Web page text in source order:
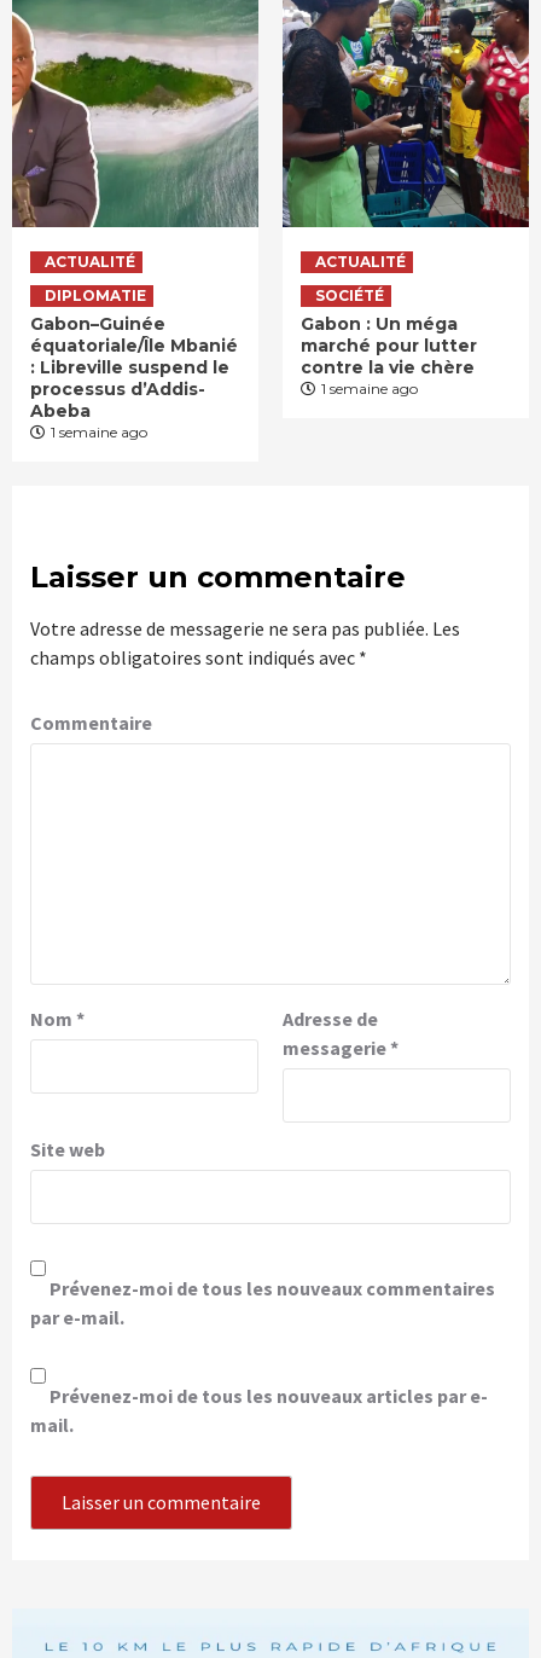
ACTUALITÉ
DIPLOMATIE
Gabon–Guinée
équatoriale/Île Mbanié
: Libreville suspend le
processus d’Addis-
Abeba
1 semaine ago
ACTUALITÉ
SOCIÉTÉ
Gabon : Un méga
marché pour lutter
contre la vie chère
1 semaine ago
Laisser un commentaire
Votre adresse de messagerie ne sera pas publiée. Les
champs obligatoires sont indiqués avec *
Commentaire
Nom *
Adresse de
messagerie*
Site web
Prévenez-moi de tous les nouveaux commentaires
par e-mail.
Prévenez-moi de tous les nouveaux articles par e-
mail.